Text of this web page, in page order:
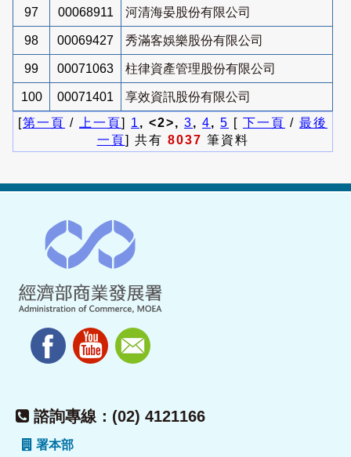
97 00068911 河清海晏股份有限公司
98 00069427 秀滿客娛樂股份有限公司
99 00071063 柱律資產管理股份有限公司
100 00071401
享效資訊股份有限公司
[第一頁 / 上一頁] 1 , <2>, 3, 4, 5 [ 下一頁 / 最後
一頁] 共有 8037 筆資料
諮詢專線：(02) 4121166
署本部